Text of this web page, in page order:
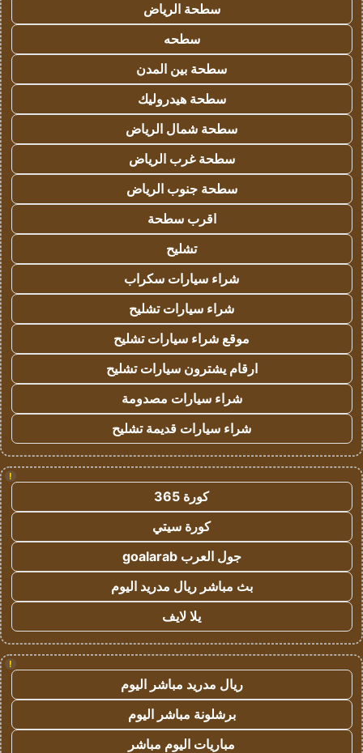
سطحة الرياض
سطحه
سطحة بين المدن
سطحة هيدروليك
سطحة شمال الرياض
سطحة غرب الرياض
سطحة جنوب الرياض
اقرب سطحة
تشليح
شراء سيارات سكراب
شراء سيارات تشليح
موقع شراء سيارات تشليح
ارقام يشترون سيارات تشليح
شراء سيارات مصدومة
شراء سيارات قديمة تشليح
!
كورة 365
كورة سيتي
جول العرب goalarab
بث مباشر ريال مدريد اليوم
يلا لايف
!
ريال مدريد مباشر اليوم
برشلونة مباشر اليوم
مباريات اليوم مباشر